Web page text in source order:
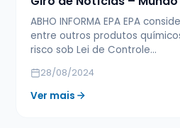
ABHO INFORMA EPA EPA
entre outros produtos
risco sob Lei de Controle…
28/08/2024
Ver mais